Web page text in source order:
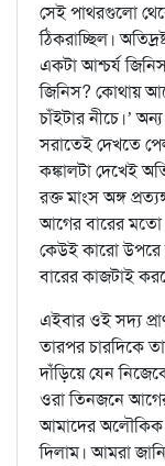
সেই পাথরগুলো
ঠিকরাচ্ছিল।
একটা আশ্চর্য
জিনিস? কোথায়
চাঁইটার নীচে।’
সরাতেই দেখতে
কঙ্কালটা দেখেই
রক্ত মাংস অঙ্গ
আগের বারের মতো
কেউই কারো উপরে
বারের কাজটাই
এইবার ওই সদ্য
তারপর চারদিকে
দাঁড়িয়ে যেন
ওরা তিনজনে
আমাদের অলৌকিক
দিলাম। আমরা